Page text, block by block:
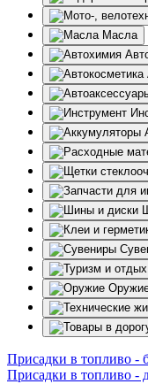
Масла
Присадки в топливо -
Присадки в топливо -